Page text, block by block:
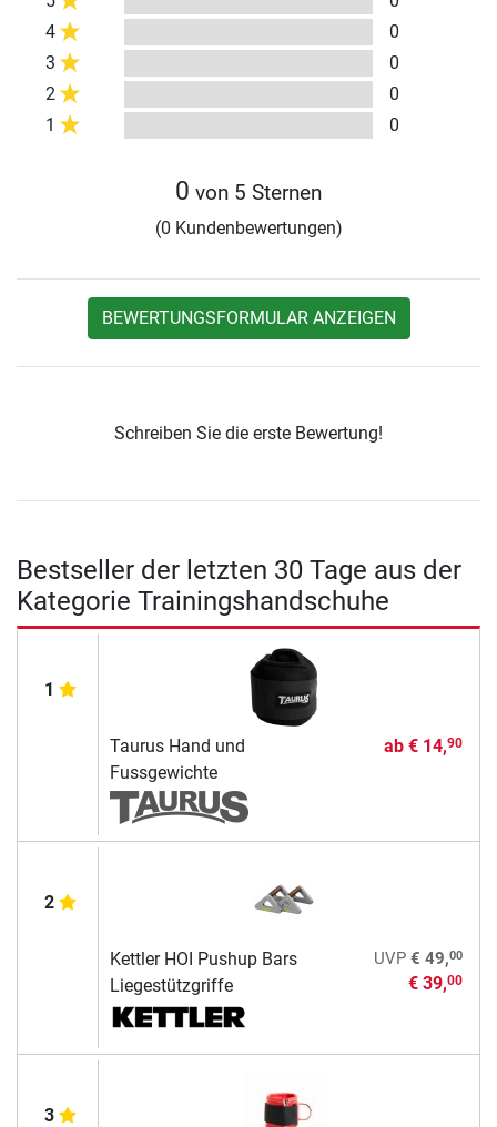
4
0
3
0
2
0
1
0
0 von 5 Sternen
(0 Kundenbewertungen)
BEWERTUNGSFORMULAR ANZEIGEN
Schreiben Sie die erste Bewertung!
Bestseller der letzten 30 Tage aus der
Kategorie Trainingshandschuhe
1
Taurus Hand und
Fussgewichte
ab € 14,90
2
Kettler HOI Pushup Bars
Liegestützgriffe
UVP € 49,00
€ 39,00
3